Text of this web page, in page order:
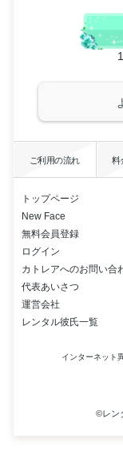
ご利用の流れ 料
トップページ
New Face
無料会員登録
ログイン
カトレアへのお問い合
代表あいさつ
運営会社
レンタル彼氏一覧
インターネット
©レン